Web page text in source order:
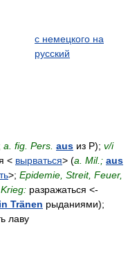
с немецкого на
русский
a. fig. Pers. aus из Р); v/i
< вырваться> (a. Mil.; aus
>; Epidemie, Streit, Feuer,
разражаться <­
in Tränen рыданиями);
лаву